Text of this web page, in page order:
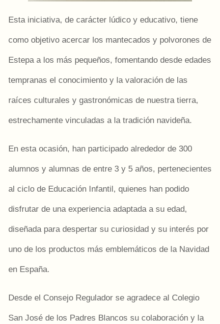
Esta iniciativa, de carácter lúdico y educativo, tiene
como objetivo acercar los mantecados y polvorones de
Estepa a los más pequeños, fomentando desde edades
tempranas el conocimiento y la valoración de las
raíces culturales y gastronómicas de nuestra tierra,
estrechamente vinculadas a la tradición navideña.
En esta ocasión, han participado alrededor de 300
alumnos y alumnas de entre 3 y 5 años, pertenecientes
al ciclo de Educación Infantil, quienes han podido
disfrutar de una experiencia adaptada a su edad,
diseñada para despertar su curiosidad y su interés por
uno de los productos más emblemáticos de la Navidad
en España.
Desde el Consejo Regulador se agradece al Colegio
San José de los Padres Blancos su colaboración y la